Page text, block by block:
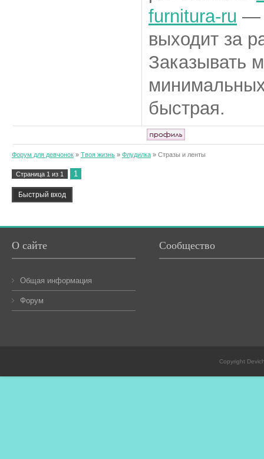
furnitura-ru —
выходит за
Заказывать
быстрая.
Форум для девчонок » Твоя жизнь » Флудилка » Стразы и ленты
Страница 1 из 1 1
О сайте
Общая информация
Форум
Сообщество
Copyright